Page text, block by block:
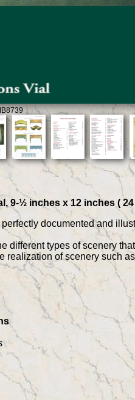
9-½ inches x 12 inches (
documented and
different types of scenery
of scenery such